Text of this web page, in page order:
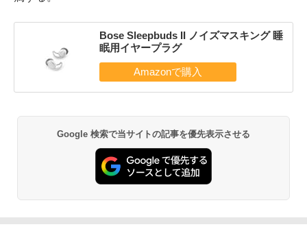
Bose Sleepbuds II ノイズマスキング 睡
眠用イヤープラグ
Google 検索で当サイトの記事を優先表示させる